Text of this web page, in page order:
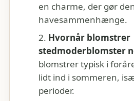
en charme, der gør
havesammenhænge.
Hvornår blomstrer
stedmoderblomster
blomstrer typisk i
lidt ind i sommeren,
perioder.